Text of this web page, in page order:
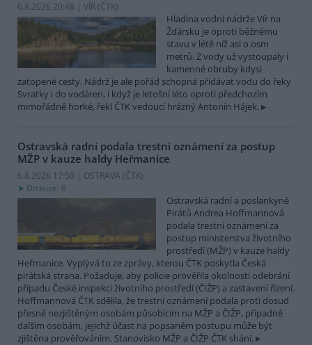
6.8.2026 20:48 | VÍR (ČTK)
Hladina vodní nádrže Vír na
Žďársku je oproti běžnému
stavu v létě níž asi o osm
metrů. Z vody už vystoupaly i
kamenné obruby kdysi
zatopené cesty. Nádrž je ale pořád schopná přidávat vodu do řeky
Svratky i do vodáren, i když je letošní léto oproti předchozím
mimořádně horké, řekl ČTK vedoucí hrázný Antonín Hájek.
Ostravská radní podala trestní oznámení za postup
MŽP v kauze haldy Heřmanice
6.8.2026 17:50 | OSTRAVA (ČTK)
Diskuse: 6
Ostravská radní a poslankyně
Pirátů Andrea Hoffmannová
podala trestní oznámení za
postup ministerstva životního
prostředí (MŽP) v kauze haldy
Heřmanice. Vyplývá to ze zprávy, kterou ČTK poskytla Česká
pirátská strana. Požaduje, aby policie prověřila okolnosti odebrání
případu České inspekci životního prostředí (ČIŽP) a zastavení řízení.
Hoffmannová ČTK sdělila, že trestní oznámení podala proti dosud
přesně nezjištěným osobám působícím na MŽP a ČIŽP, případně
dalším osobám, jejichž účast na popsaném postupu může být
zjištěna prověřováním. Stanovisko MŽP a ČIŽP ČTK shání.